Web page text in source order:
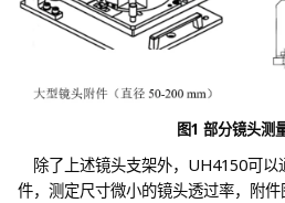
图1 部分镜头测
除了上述镜头支架外，UH4150可以
件，测定尺寸微小的镜头透过率，附件